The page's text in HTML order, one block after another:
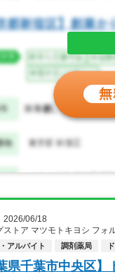
2026/06/18
ストア マツモトキヨシ フ
アルバイト 調剤薬局
県千葉市中央区